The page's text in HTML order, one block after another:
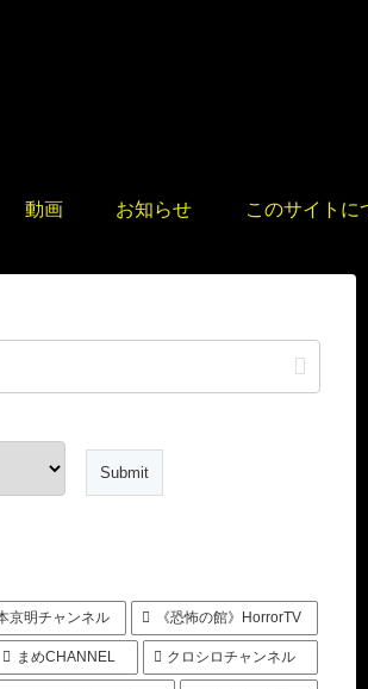
動画 お知らせ このサイトに
京明チャンネル 《恐怖の館》HorrorTV
まめCHANNEL クロシロチャンネル